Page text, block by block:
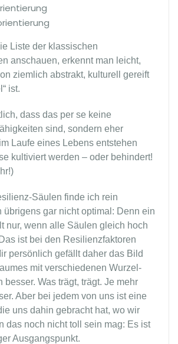
Liste der klassischen
anschauen, erkennt man leicht,
ziemlich abstrakt, kulturell gereift
ist.
dass das per se keine
sind, sondern eher
Laufe eines Lebens entstehen
kultiviert werden – oder behindert!
Säulen finde ich rein
übrigens gar nicht optimal: Denn ein
nur, wenn alle Säulen gleich hoch
ist bei den Resilienzfaktoren
persönlich gefällt daher das Bild
mit verschiedenen Wurzel-
besser. Was trägt, trägt. Je mehr
Aber bei jedem von uns ist eine
uns dahin gebracht hat, wo wir
das noch nicht toll sein mag: Es ist
Ausgangspunkt.